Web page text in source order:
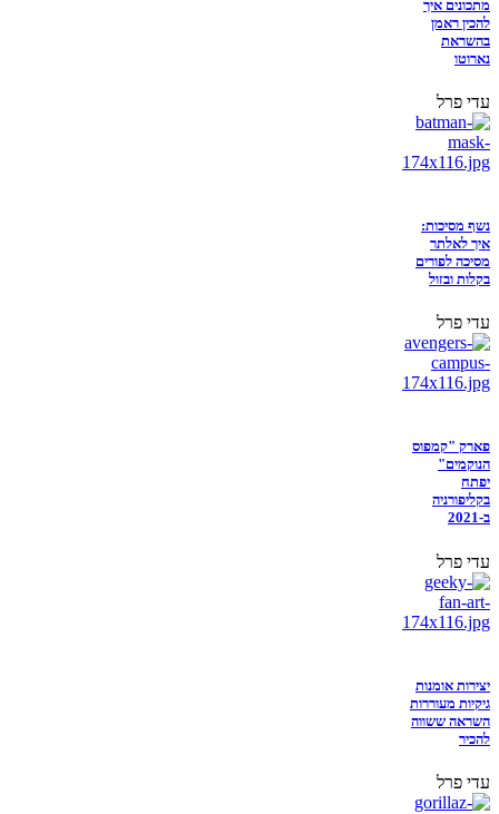
מתכונים איך
להכין ראמן
בהשראת
נארוטו
עדי פרל
נשף מסיכות:
איך לאלתר
מסיכה לפורים
בקלות ובזול
עדי פרל
פארק "קמפוס
הנוקמים"
יפתח
בקליפורניה
ב-2021
עדי פרל
יצירות אומנות
גיקיות מעוררות
השראה ששווה
להכיר
עדי פרל